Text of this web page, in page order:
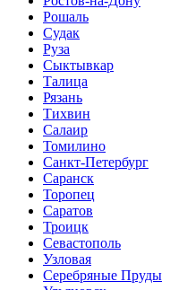
Рошаль
Судак
Руза
Сыктывкар
Талица
Рязань
Тихвин
Салаир
Томилино
Санкт-Петербург
Саранск
Торопец
Саратов
Троицк
Севастополь
Узловая
Серебряные Пруды